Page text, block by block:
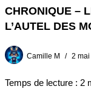
CHRONIQUE –
L’AUTEL DES
Camille M 2
Temps de lecture : 2